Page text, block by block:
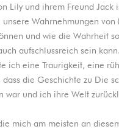
Lily und ihrem Freund Jack
unsere Wahrnehmungen von
und wie die Wahrheit
aufschlussreich sein
ich eine Traurigkeit, eine
dass die Geschichte zu Die
war und ich ihre Welt
mich am meisten an